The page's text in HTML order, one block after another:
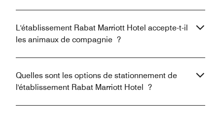
L'établissement Rabat Marriott Hotel accepte-t-il
les animaux de compagnie ?
Quelles sont les options de stationnement de
l'établissement Rabat Marriott Hotel ?